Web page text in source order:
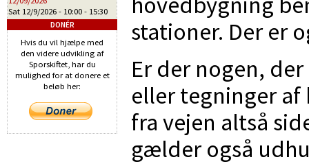
stationer. Der er
Er der nogen,
eller tegninger af
fra vejen altså
gælder også
Sat 12/9/2026 - 10:00 - 15:30
DONÉR
Hvis du vil hjælpe med
den videre udvikling af
Sporskiftet, har du
mulighed for at donere et
beløb her: